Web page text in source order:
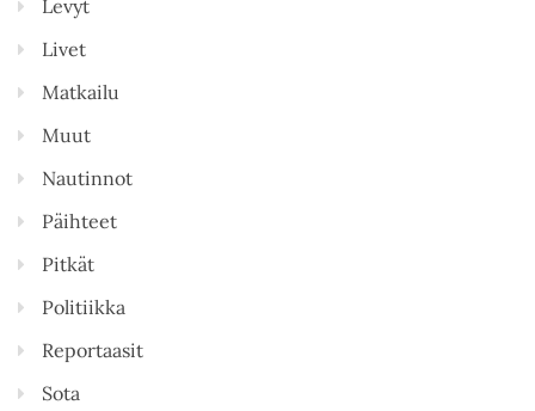
Levyt
Livet
Matkailu
Muut
Nautinnot
Päihteet
Pitkät
Politiikka
Reportaasit
Sota